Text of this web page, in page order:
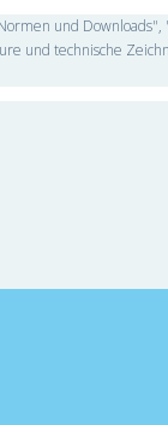
und
und technische